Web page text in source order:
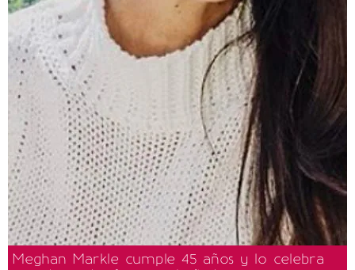
Meghan Markle cumple 45 años y lo celebra